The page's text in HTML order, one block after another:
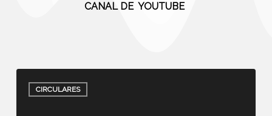
CANAL DE YOUTUBE
CIRCULARES